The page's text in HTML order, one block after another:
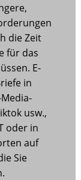
die Zeit
für das
E-
in
usw.,
oder in
auf
Sie